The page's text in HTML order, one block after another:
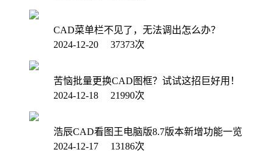
CAD菜单栏不见了，无法调出怎么办？
2024-12-20 37373次
苦恼批量更换CAD图框？试试这招巨好用！
2024-12-18 21990次
浩辰CAD看图王电脑版8.7版本新增功能一览
2024-12-17 13186次